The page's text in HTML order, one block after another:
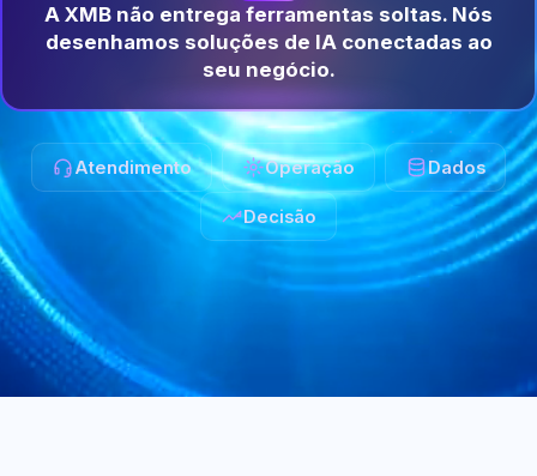
A XMB não entrega ferramentas soltas. Nós
desenhamos soluções de IA conectadas ao
seu negócio.
Atendimento Operação Dados
Decisão